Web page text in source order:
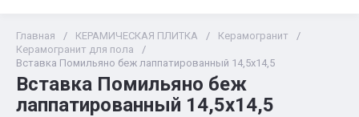
Главная / КЕРАМИЧЕСКАЯ ПЛИТКА / Керамогранит
/
Керамогранит для пола
/
Вставка Помильяно беж лаппатированный 14,5х14,5
Вставка Помильяно беж
лаппатированный 14,5х14,5